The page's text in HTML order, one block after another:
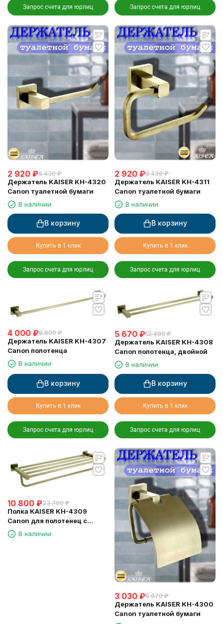
Запрос счета для юрлиц Запрос счета для юрлиц
2 920 ₽6 430 ₽
Держатель KAISER KH-4320
Canon туалетной бумаги
В наличии
В корзину
Купить в 1 клик
Запрос счета для юрлиц
2 920 ₽6 430 ₽
Держатель KAISER KH-4311
Canon туалетной бумаги
В наличии
В корзину
Купить в 1 клик
Запрос счета для юрлиц
4 000 ₽8 800 ₽
Держатель KAISER KH-4307
Canon полотенца
В наличии
В корзину
Купить в 1 клик
Запрос счета для юрлиц
5 670 ₽12 480 ₽
Держатель KAISER KH-4308
Canon полотенца, двойной
В наличии
В корзину
Купить в 1 клик
Запрос счета для юрлиц
10 800 ₽23 760 ₽
Полка KAISER KH-4309
Canon для полотенец с
держателем
В наличии
3 030 ₽6 670 ₽
Держатель KAISER KH-4300
Canon туалетной бумаги